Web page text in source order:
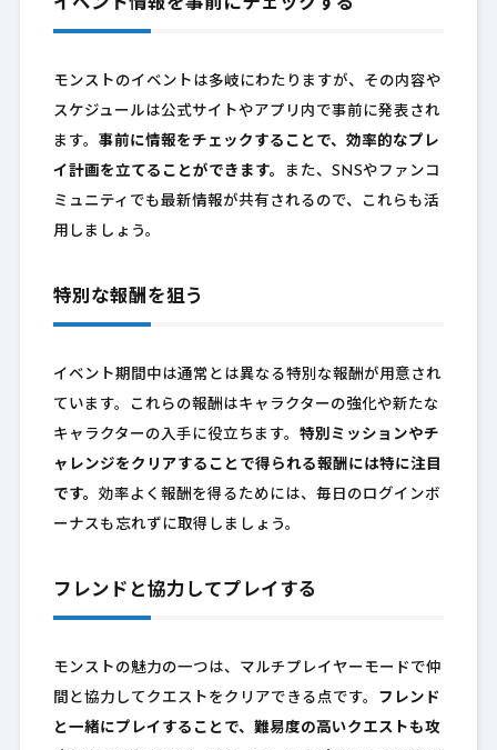
イベント情報を事前にチェックする
モンストのイベントは多岐にわたりますが、その内容や
スケジュールは公式サイトやアプリ内で事前に発表され
ます。 事前に情報をチェックすることで、効率的なプレ
イ計画を立てることができます。 また、SNSやファンコ
ミュニティでも最新情報が共有されるので、これらも活
用しましょう。
特別な報酬を狙う
イベント期間中は通常とは異なる特別な報酬が用意され
ています。これらの報酬はキャラクターの強化や新たな
キャラクターの入手に役立ちます。 特別ミッションやチ
ャレンジをクリアすることで得られる報酬には特に注目
です。 効率よく報酬を得るためには、毎日のログインボ
ーナスも忘れずに取得しましょう。
フレンドと協力してプレイする
モンストの魅力の一つは、マルチプレイヤーモードで仲
間と協力してクエストをクリアできる点です。 フレンド
と一緒にプレイすることで、難易度の高いクエストも攻